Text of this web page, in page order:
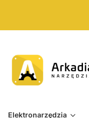
Elektronarzędzia